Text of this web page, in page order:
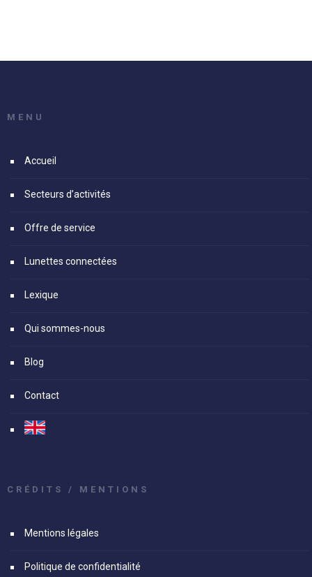
MENU
Accueil
Secteurs d’activités
Offre de service
Lunettes connectées
Lexique
Qui sommes-nous
Blog
Contact
CRÉDITS / MENTIONS
Mentions légales
Politique de confidentialité